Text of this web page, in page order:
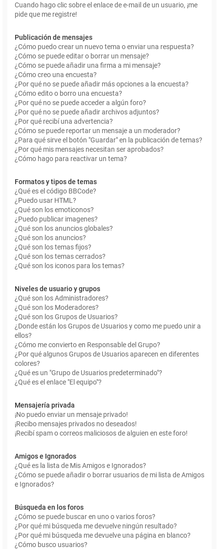
Cuando hago clic sobre el enlace de e-mail de un usuario, ¡me
pide que me registre!
Publicación de mensajes
¿Cómo puedo crear un nuevo tema o enviar una respuesta?
¿Cómo se puede editar o borrar un mensaje?
¿Cómo se puede añadir una firma a mi mensaje?
¿Cómo creo una encuesta?
¿Por qué no se puede añadir más opciones a la encuesta?
¿Cómo edito o borro una encuesta?
¿Por qué no se puede acceder a algún foro?
¿Por qué no se puede añadir archivos adjuntos?
¿Por qué recibí una advertencia?
¿Cómo se puede reportar un mensaje a un moderador?
¿Para qué sirve el botón "Guardar" en la publicación de temas?
¿Por qué mis mensajes necesitan ser aprobados?
¿Cómo hago para reactivar un tema?
Formatos y tipos de temas
¿Qué es el código BBCode?
¿Puedo usar HTML?
¿Qué son los emoticonos?
¿Puedo publicar imagenes?
¿Qué son los anuncios globales?
¿Qué son los anuncios?
¿Qué son los temas fijos?
¿Qué son los temas cerrados?
¿Qué son los iconos para los temas?
Niveles de usuario y grupos
¿Qué son los Administradores?
¿Qué son los Moderadores?
¿Qué son los Grupos de Usuarios?
¿Donde están los Grupos de Usuarios y como me puedo unir a
ellos?
¿Cómo me convierto en Responsable del Grupo?
¿Por qué algunos Grupos de Usuarios aparecen en diferentes
colores?
¿Qué es un "Grupo de Usuarios predeterminado"?
¿Qué es el enlace "El equipo"?
Mensajería privada
¡No puedo enviar un mensaje privado!
¡Recibo mensajes privados no deseados!
¡Recibí spam o correos maliciosos de alguien en este foro!
Amigos e Ignorados
¿Qué es la lista de Mis Amigos e Ignorados?
¿Cómo se puede añadir o borrar usuarios de mi lista de Amigos
e Ignorados?
Búsqueda en los foros
¿Cómo se puede buscar en uno o varios foros?
¿Por qué mi búsqueda me devuelve ningún resultado?
¿Por qué mi búsqueda me devuelve una página en blanco?
¿Cómo busco usuarios?